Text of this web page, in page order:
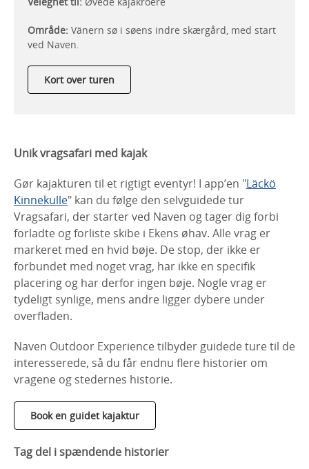
Område: Vänern sø i søens indre skærgård, med start
ved Naven.
Kort over turen
Unik vragsafari med kajak
Gør kajakturen til et rigtigt eventyr! I app’en "Läckö
Kinnekulle" kan du følge den selvguidede tur
Vragsafari, der starter ved Naven og tager dig forbi
forladte og forliste skibe i Ekens øhav. Alle vrag er
markeret med en hvid bøje. De stop, der ikke er
forbundet med noget vrag, har ikke en specifik
placering og har derfor ingen bøje. Nogle vrag er
tydeligt synlige, mens andre ligger dybere under
overfladen.
Naven Outdoor Experience tilbyder guidede ture til de
interesserede, så du får endnu flere historier om
vragene og stedernes historie.
Book en guidet kajaktur
Tag del i spændende historier